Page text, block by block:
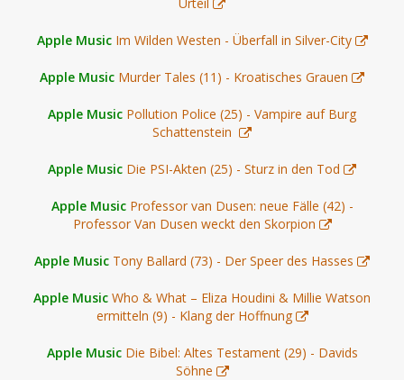
Apple Music Im Wilden Westen - Überfall in Silver-City
Apple Music Murder Tales (11) - Kroatisches Grauen
Apple Music Pollution Police (25) - Vampire auf Burg
Schattenstein
Apple Music Die PSI-Akten (25) - Sturz in den Tod
Apple Music Professor van Dusen: neue Fälle (42) -
Professor Van Dusen weckt den Skorpion
Apple Music Tony Ballard (73) - Der Speer des Hasses
Apple Music Who & What – Eliza Houdini & Millie Watson
ermitteln (9) - Klang der Hoffnung
Apple Music Die Bibel: Altes Testament (29) - Davids
Söhne